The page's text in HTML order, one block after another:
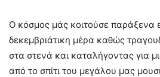
Ο κόσμος μάς κοιτούσε παράξενα
δεκεμβριάτικη μέρα καθώς
στα στενά και καταλήγοντας για
από το σπίτι του μεγάλου μας